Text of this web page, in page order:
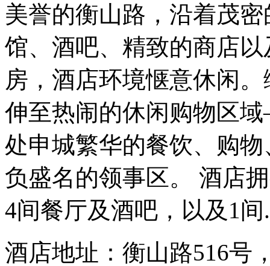
美誉的衡山路，沿着茂
馆、酒吧、精致的商店
房，酒店环境惬意休闲
伸至热闹的休闲购物区
处申城繁华的餐饮、购
负盛名的领事区。 酒店
4间餐厅及酒吧，以及1间
酒店地址：衡山路516号